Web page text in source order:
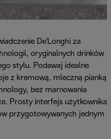
De'Longhi za
oryginalnych drinków
stylu. Podawaj idealne
z kremową, mleczną pianką
bez marnowania
Prosty interfejs użytkownika
przygotowywanych jednym